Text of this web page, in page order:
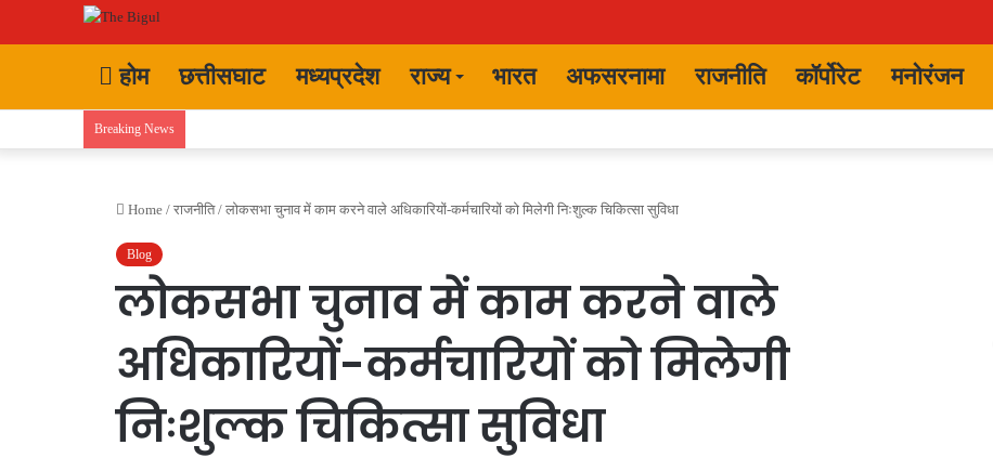
होम छत्तीसघाट मध्यप्रदेश राज्य भारत अफसरनामा राजनीति कॉर्पोरेट मनोरंजन
Breaking News
Home / राजनीति / लोकसभा चुनाव में काम करने वाले अधिकारियों-कर्मचारियों को मिलेगी निःशुल्क चिकित्सा सुविधा
Blog
लोकसभा चुनाव में काम करने वाले
अधिकारियों-कर्मचारियों को मिलेगी
निःशुल्क चिकित्सा सुविधा